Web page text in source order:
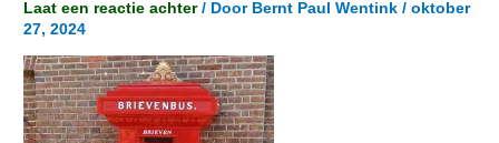
Laat een reactie achter / Door Bernt Paul Wentink/oktober
27, 2024